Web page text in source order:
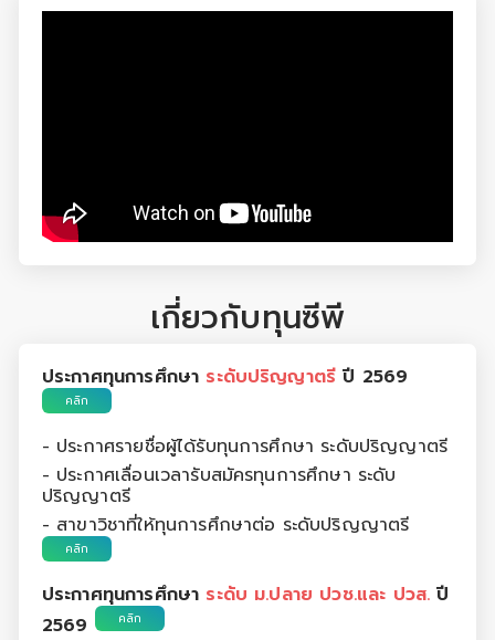
เกี่ยวกับทุนซีพี
ประกาศทุนการศึกษา ระดับปริญญาตรี ปี 2569
คลิก
- ประกาศรายชื่อผู้ได้รับทุนการศึกษา ระดับปริญญาตรี
- ประกาศเลื่อนเวลารับสมัครทุนการศึกษา ระดับ
ปริญญาตรี
- สาขาวิชาที่ให้ทุนการศึกษาต่อ ระดับปริญญาตรี
คลิก
ประกาศทุนการศึกษา ระดับ ม.ปลาย ปวช.และ ปวส. ปี
2569
คลิก